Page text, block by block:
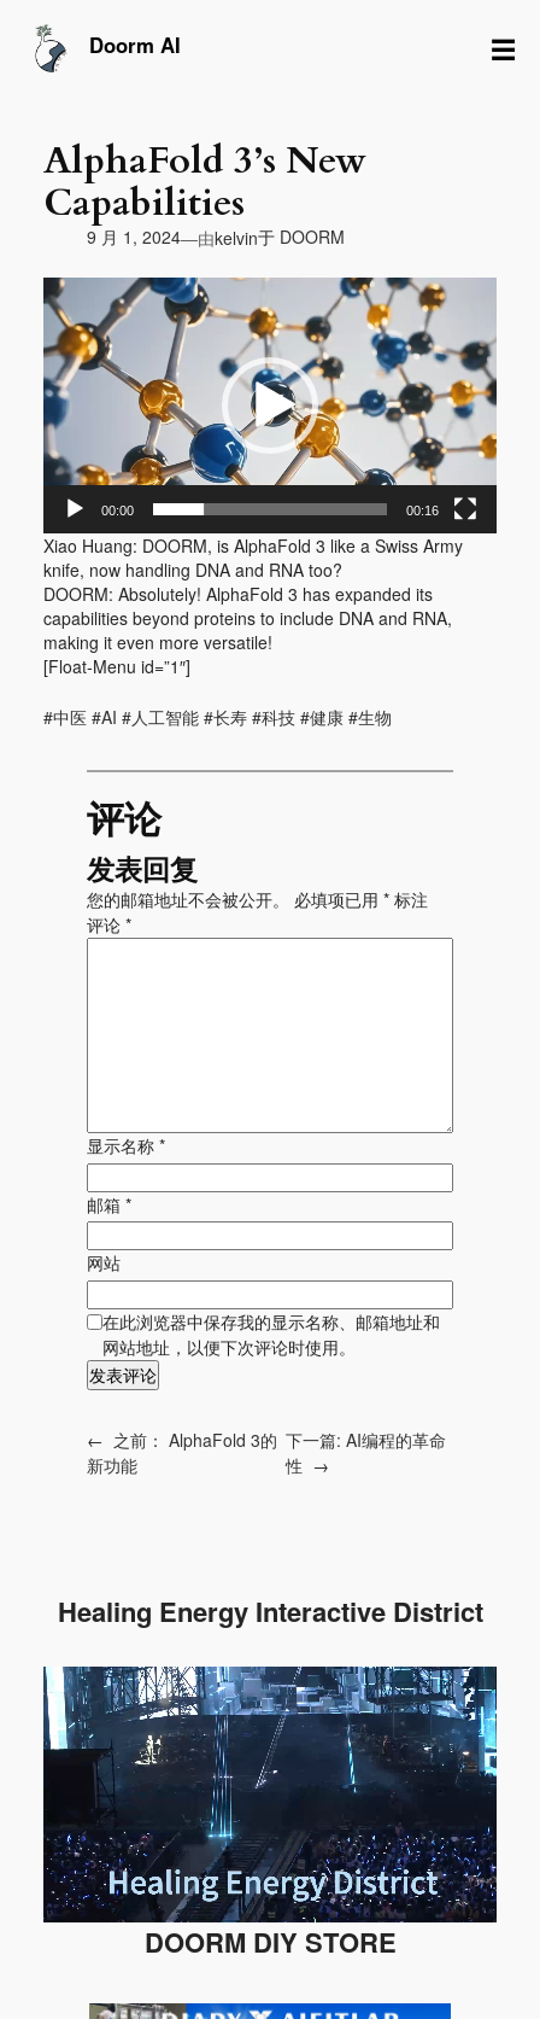
Doorm AI ☰
AlphaFold 3’s New
Capabilities
9 月 1, 2024—由kelvin于 DOORM
视
频
播
放
器
00:00 00:16
Xiao Huang: DOORM, is AlphaFold 3 like a Swiss Army
knife, now handling DNA and RNA too?
DOORM: Absolutely! AlphaFold 3 has expanded its
capabilities beyond proteins to include DNA and RNA,
making it even more versatile!
[Float-Menu id=”1″]
#中医 #AI #人工智能 #长寿 #科技 #健康 #生物
评论
发表回复
您的邮箱地址不会被公开。 必填项已用 *标注
评论 *
显示名称 *
邮箱 *
网站
在此浏览器中保存我的显示名称、邮箱地址和
网站地址，以便下次评论时使用。
← 之前： AlphaFold 3的
新功能
下一篇: AI编程的革命
性 →
Healing Energy Interactive District
DOORM DIY STORE